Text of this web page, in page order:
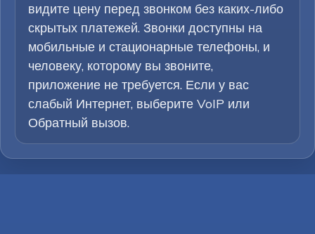
видите цену перед звонком без каких-либо
скрытых платежей. Звонки доступны на
мобильные и стационарные телефоны, и
человеку, которому вы звоните,
приложение не требуется. Если у вас
слабый Интернет, выберите VoIP или
Обратный вызов.